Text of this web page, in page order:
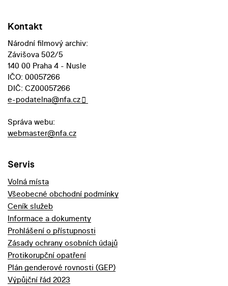
Kontakt
Národní filmový archiv:
Závišova 502/5
140 00 Praha 4 - Nusle
IČO: 00057266
DIČ: CZ00057266
e-podatelna@nfa.cz
Správa webu:
webmaster@nfa.cz
Servis
Volná místa
Všeobecné obchodní podmínky
Ceník služeb
Informace a dokumenty
Prohlášení o přístupnosti
Zásady ochrany osobních údajů
Protikorupční opatření
Plán genderové rovnosti (GEP)
Výpůjční řád 2023